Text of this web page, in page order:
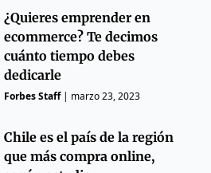
¿Quieres emprender en
ecommerce? Te decimos
cuánto tiempo debes
dedicarle
Forbes Staff| marzo 23, 2023
Chile es el país de la región
que más compra online,